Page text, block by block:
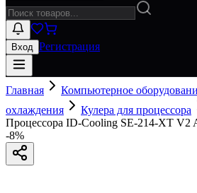
Вход Регистрация
Главная Компьютерное
охлаждения
Кулера для процессора
Процессора ID-Cooling SE-214-XT V2
-8%